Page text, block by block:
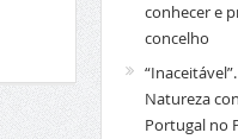
conhecer e
concelho
Natureza
Portugal no